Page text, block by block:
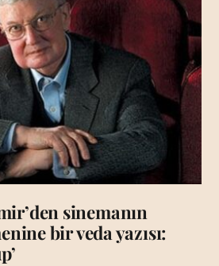
sinemanın
bir veda yazısı: